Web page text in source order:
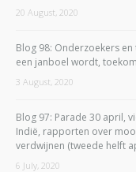
20 August, 2020
Blog 98: Onderzoekers
een janboel wordt,
3 August, 2020
Blog 97: Parade 30 april,
Indië, rapporten over
verdwijnen (tweede helft
6 July, 2020